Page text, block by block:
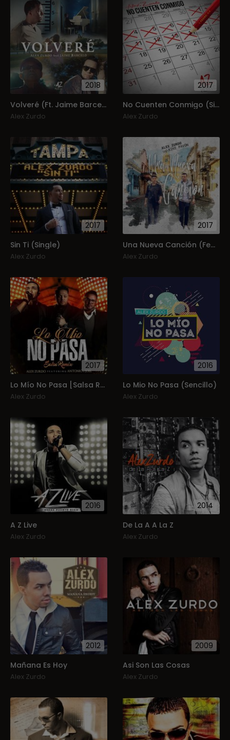
2018
Volveré (Ft. Jaime Barceló) (Single)
Alex Zurdo
2017
No Cuenten Conmigo (Single)
Alex Zurdo
2017
Sin Ti (Single)
Alex Zurdo
2017
Una Nueva Canción (Feat.kike Pavón) (Single)
Alex Zurdo
2017
Lo Mío No Pasa [Salsa Remix] Feat. Antonio & Joel (Single)
Alex Zurdo
2016
Lo Mio No Pasa (Sencillo)
Alex Zurdo
2016
A Z Live
Alex Zurdo
2014
De La A A La Z
Alex Zurdo
2012
Mañana Es Hoy
Alex Zurdo
2009
Asi Son Las Cosas
Alex Zurdo